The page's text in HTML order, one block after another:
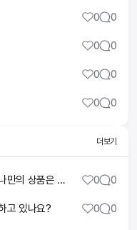
0 0
0 0
0 0
0 0
더보기
일본 구매대행 시작했다가 나락간 이유, 나만의 상품은 없습니다. 0 0
고 있나요? 0 0